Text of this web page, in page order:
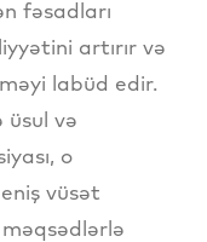
fəsadları
artırır və
labüd edir.
üsul və
o
vüsət